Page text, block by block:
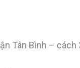
Tân Bình –